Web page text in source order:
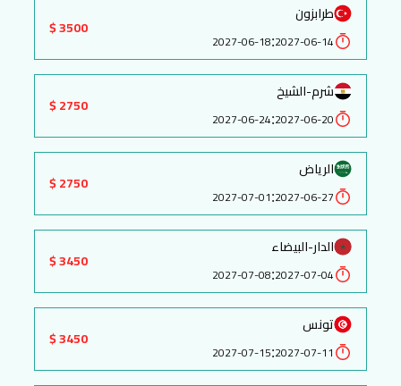
طرابزون
2027-06-14
:
2027-06-18
3500 $
شرم-الشيخ
2027-06-20
:
2027-06-24
2750 $
الرياض
2027-06-27
:
2027-07-01
2750 $
الدار-البيضاء
2027-07-04
:
2027-07-08
3450 $
تونس
2027-07-11
:
2027-07-15
3450 $